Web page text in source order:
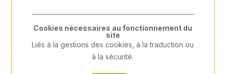
Previous
Cookies nécessaires au fonctionnement du
site
Liés à la gestions des cookies, à la traduction ou
à la sécurité.